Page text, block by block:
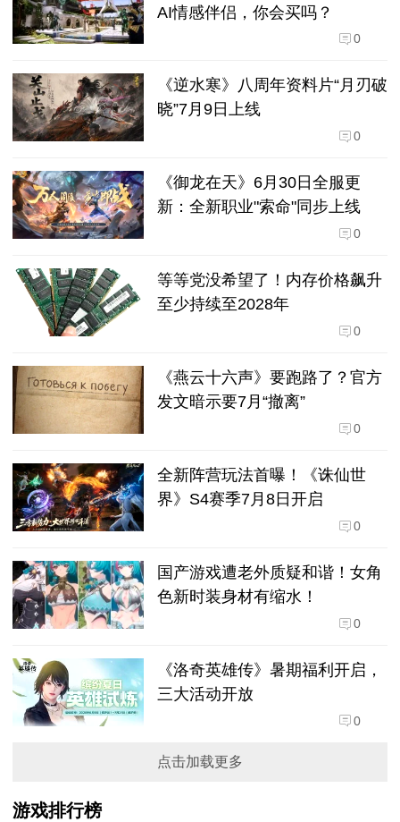
AI情感伴侣，你会买吗？
0
《逆水寒》八周年资料片“月刃破
晓”7月9日上线
0
《御龙在天》6月30日全服更
新：全新职业"索命"同步上线
0
等等党没希望了！内存价格飙升
至少持续至2028年
0
《燕云十六声》要跑路了？官方
发文暗示要7月“撤离”
0
全新阵营玩法首曝！《诛仙世
界》S4赛季7月8日开启
0
国产游戏遭老外质疑和谐！女角
色新时装身材有缩水！
0
《洛奇英雄传》暑期福利开启，
三大活动开放
0
点击加载更多
游戏排行榜